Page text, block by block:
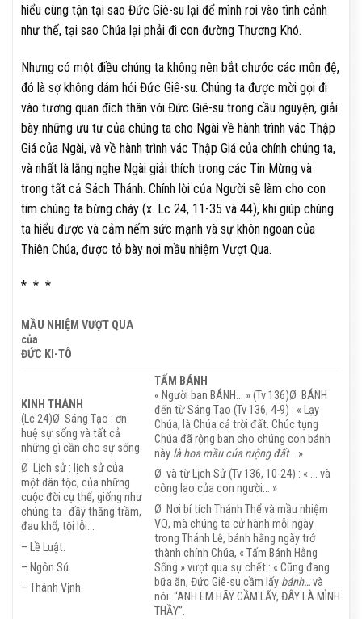
hiểu cùng tận tại sao Đức Giê-su lại để mình rơi vào tình cảnh
như thế, tại sao Chúa lại phải đi con đường Thương Khó.
Nhưng có một điều chúng ta không nên bắt chước các môn đệ,
đó là sợ không dám hỏi Đức Giê-su. Chúng ta được mời gọi đi
vào tương quan đích thân với Đức Giê-su trong cầu nguyện, giải
bày những ưu tư của chúng ta cho Ngài về hành trình vác Thập
Giá của Ngài, và về hành trình vác Thập Giá của chính chúng ta,
và nhất là lắng nghe Ngài giải thích trong các Tin Mừng và
trong tất cả Sách Thánh. Chính lời của Người sẽ làm cho con
tim chúng ta bừng cháy (x. Lc 24, 11-35 và 44), khi giúp chúng
ta hiểu được và cảm nếm sức mạnh và sự khôn ngoan của
Thiên Chúa, được tỏ bày nơi mầu nhiệm Vượt Qua.
* * *
MẦU NHIỆM VƯỢT QUA
của
ĐỨC KI-TÔ
KINH THÁNH
(Lc 24)Ø Sáng Tạo : ơn
huệ sự sống và tất cả
những gì cần cho sự sống.
Ø Lịch sử : lịch sử của
một dân tộc, của những
cuộc đời cụ thể, giống như
chúng ta : đầy thăng trầm,
đau khổ, tội lỗi…
– Lề Luật.
– Ngôn Sứ.
– Thánh Vịnh.
TẤM BÁNH
« Người ban BÁNH… » (Tv 136)Ø BÁNH
đến từ Sáng Tạo (Tv 136, 4-9) : « Lạy
Chúa, là Chúa cả trời đất. Chúc tụng
Chúa đã rộng ban cho chúng con bánh
này là hoa mầu của ruộng đất… »
Ø và từ Lịch Sử (Tv 136, 10-24) : « … và
công lao của con người… »
Ø Nơi bí tích Thánh Thể và mầu nhiệm
VQ, mà chúng ta cử hành mỗi ngày
trong Thánh Lễ, bánh hằng ngày trở
thành chính Chúa, « Tấm Bánh Hằng
Sống » vượt qua sự chết : « Cũng đang
bữa ăn, Đức Giê-su cầm lấy bánh…và
nói: “ANH EM HÃY CẦM LẤY, ĐÂY LÀ MÌNH
THẦY”.